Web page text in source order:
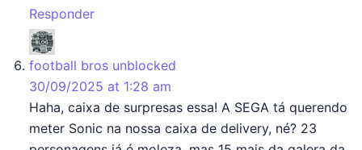
Responder
football bros unblocked
30/09/2025 at 1:28 am
Haha, caixa de surpresas essa! A SEGA tá querendo
meter Sonic na nossa caixa de delivery, né? 23